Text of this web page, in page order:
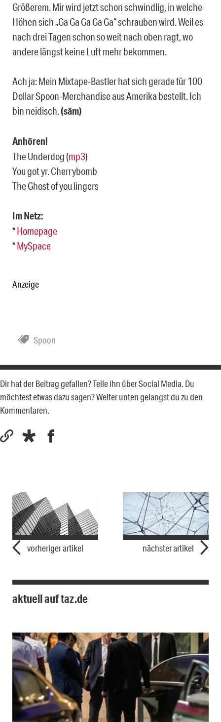
Größerem. Mir wird jetzt schon schwindlig, in welche
Höhen sich „Ga Ga Ga Ga Ga“ schrauben wird. Weil es
nach drei Tagen schon so weit nach oben ragt, wo
andere längst keine Luft mehr bekommen.
Ach ja: Mein Mixtape-Bastler hat sich gerade für 100
Dollar Spoon-Merchandise aus Amerika bestellt. Ich
bin neidisch.(säm)
Anhören!
The Underdog (mp3)
You got yr. Cherrybomb
The Ghost of you lingers
Im Netz:
*Homepage
*MySpace
Anzeige
Spoon
Dir hat der Beitrag gefallen? Teile ihn über Social Media. Du
möchtest etwas dazu sagen? Weiter unten gelangst du zu den
Kommentaren.
vorheriger artikel nächster artikel
aktuell auf taz.de